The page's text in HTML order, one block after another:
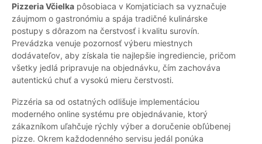
Pizzeria Včielka pôsobiaca v Komjaticiach sa vyznačuje
záujmom o gastronómiu a spája tradičné kulinárske
postupy s dôrazom na čerstvosť i kvalitu surovín.
Prevádzka venuje pozornosť výberu miestnych
dodávateľov, aby získala tie najlepšie ingrediencie, pričom
všetky jedlá pripravuje na objednávku, čím zachováva
autentickú chuť a vysokú mieru čerstvosti.
Pizzéria sa od ostatných odlišuje implementáciou
moderného online systému pre objednávanie, ktorý
zákazníkom uľahčuje rýchly výber a doručenie obľúbenej
pizze. Okrem každodenného servisu jedál ponúka